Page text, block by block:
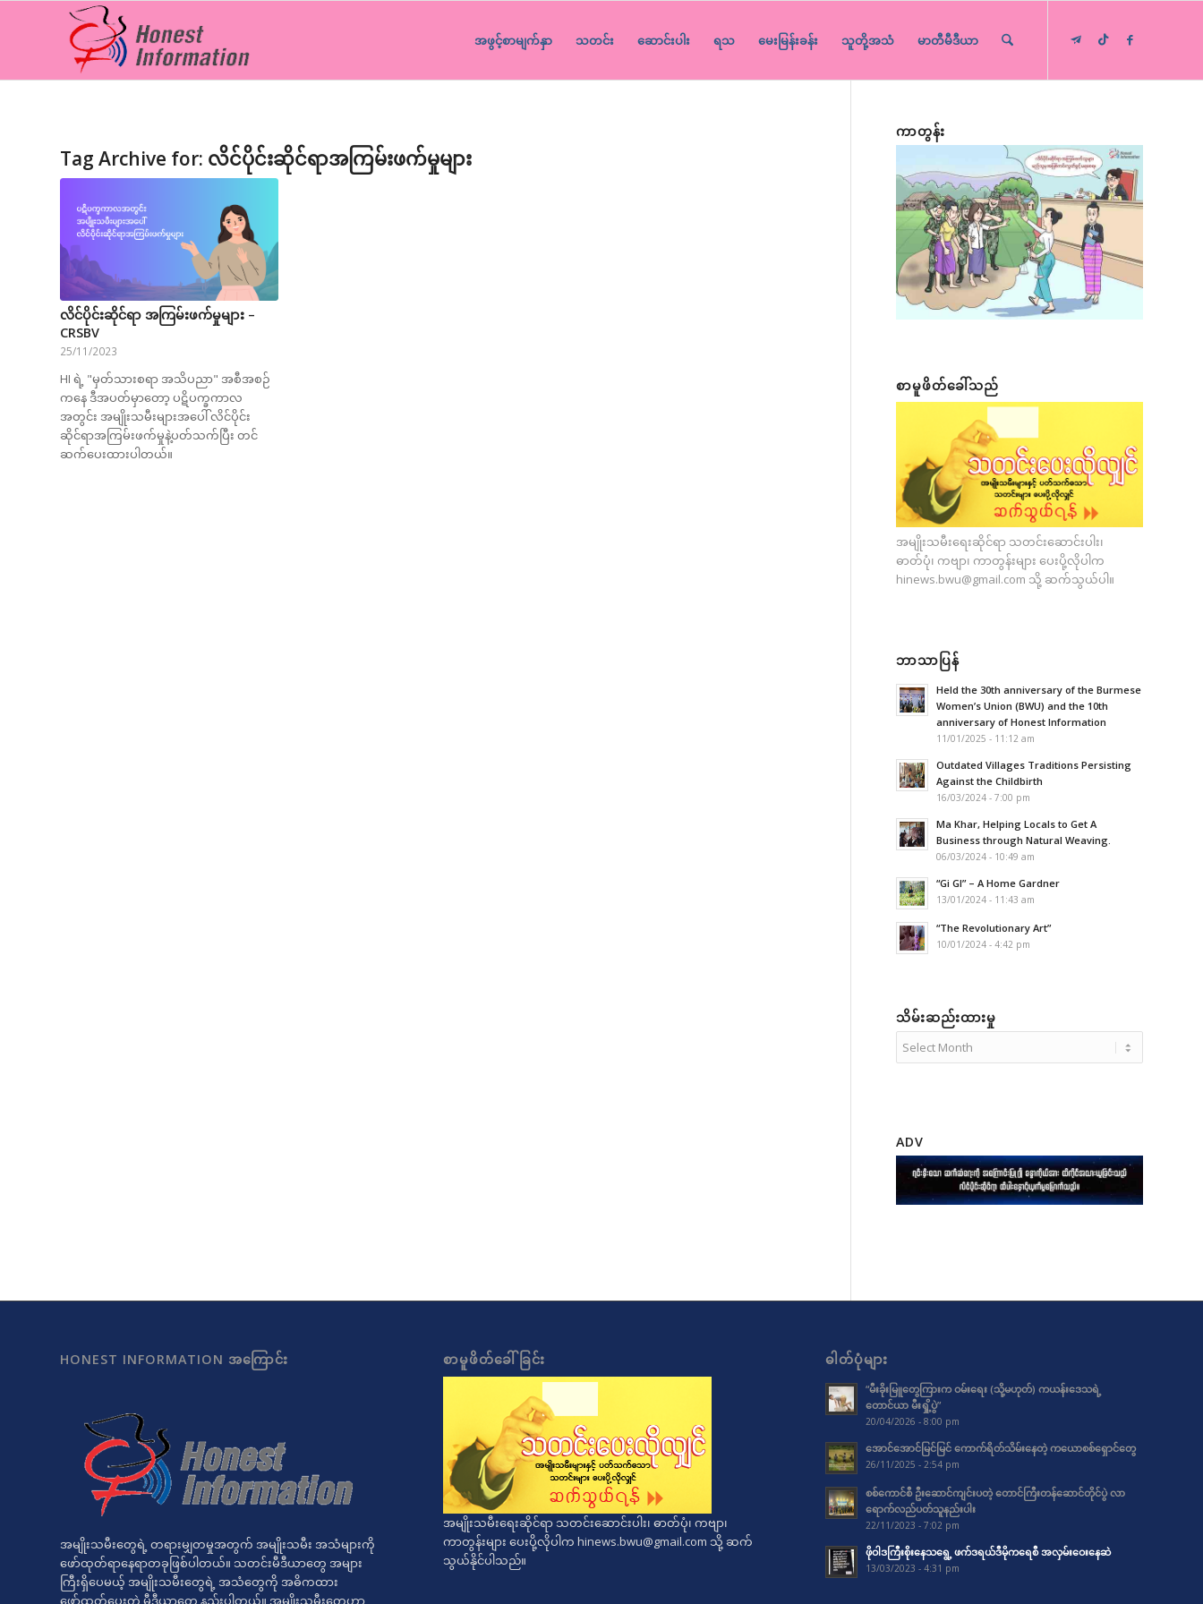
အဖွင့်စာမျက်နှာ သတင်း ဆောင်းပါး ရသ မေးမြန်းခန်း သူတို့အသံ မာတီမီဒီယာ
Tag Archive for: လိင်ပိုင်းဆိုင်ရာအကြမ်းဖက်မှုများ
လိင်ပိုင်းဆိုင်ရာ အကြမ်းဖက်မှုများ –
CRSBV
25/11/2023
HI ရဲ့ "မှတ်သားစရာ အသိပညာ" အစီအစဉ်
ကနေ ဒီအပတ်မှာတော့ ပဋိပက္ခကာလ
အတွင်း အမျိုးသမီးများအပေါ် လိင်ပိုင်း
ဆိုင်ရာအကြမ်းဖက်မှုနဲ့ပတ်သက်ပြီး တင်
ဆက်ပေးထားပါတယ်။
ကာတွန်း
စာမူဖိတ်ခေါ်သည်
အမျိုးသမီးရေးဆိုင်ရာ သတင်းဆောင်းပါး၊
ဓာတ်ပုံ၊ ကဗျာ၊ ကာတွန်းများ ပေးပို့လိုပါက
hinews.bwu@gmail.com သို့ ဆက်သွယ်ပါ။
ဘာသာပြန်
Held the 30th anniversary of the Burmese
Women’s Union (BWU) and the 10th
anniversary of Honest Information
11/01/2025 - 11:12 am
Outdated Villages Traditions Persisting
Against the Childbirth
16/03/2024 - 7:00 pm
Ma Khar, Helping Locals to Get A
Business through Natural Weaving.
06/03/2024 - 10:49 am
“Gi GI” – A Home Gardner
13/01/2024 - 11:43 am
“The Revolutionary Art”
10/01/2024 - 4:42 pm
သိမ်းဆည်းထားမှု
ADV
HONEST INFORMATION အကြောင်း
အမျိုးသမီးတွေရဲ့ တရားမျှတမှုအတွက် အမျိုးသမီး အသံများကို
ဖော်ထုတ်ရာနေရာတခုဖြစ်ပါတယ်။ သတင်းမီဒီယာတွေ အများ
ကြီးရှိပေမယ့် အမျိုးသမီးတွေရဲ့ အသံတွေကို အဓိကထား
ဖော်ထုတ်ပေးတဲ့ မီဒီယာတွေ နည်းပါတယ်။ အမျိုးသမီးတွေဟာ
စာမူဖိတ်ခေါ်ခြင်း
အမျိုးသမီးရေးဆိုင်ရာ သတင်းဆောင်းပါး၊ ဓာတ်ပုံ၊ ကဗျာ၊
ကာတွန်းများ ပေးပို့လိုပါက hinews.bwu@gmail.com သို့ ဆက်
သွယ်နိုင်ပါသည်။
ဓါတ်ပုံများ
“မီးခိုးမြူတွေကြားက ဝမ်းရေး (သို့မဟုတ်) ကယန်းဒေသရဲ့
တောင်ယာ မီးရှို့ပွဲ”
20/04/2026 - 8:00 pm
အောင်အောင်မြင်မြင် ကောက်ရိတ်သိမ်းနေတဲ့ ကယောစစ်ရှောင်တွေ
26/11/2025 - 2:54 pm
စစ်ကောင်စီ ဦးဆောင်ကျင်းပတဲ့ တောင်ကြီးတန်ဆောင်တိုင်ပွဲ လာ
ရောက်လည်ပတ်သူနည်းပါး
22/11/2023 - 7:02 pm
ဖိုဝါဒကြီးစိုးနေသရွေ့ ဖက်ဒရယ်ဒီမိုကရေစီ အလှမ်းဝေးနေဆဲ
13/03/2023 - 4:31 pm